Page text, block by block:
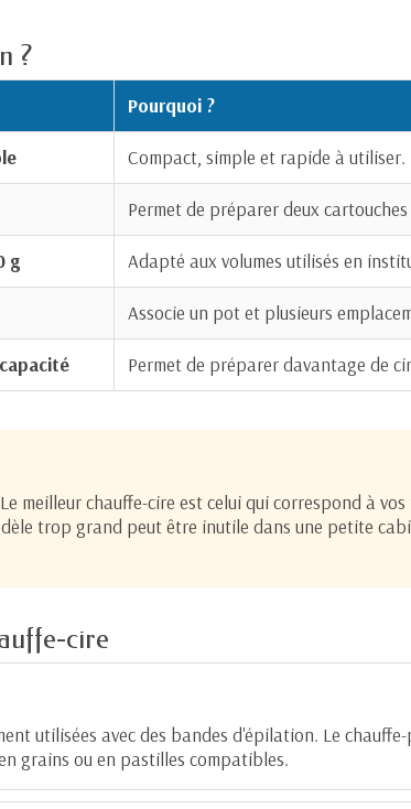
?
Pourquoi ?
Compact, simple et rapide à utiliser.
Permet de préparer deux
g Adapté aux volumes utilisés en
Associe un pot et plusieurs
Permet de préparer davantage de
meilleur chauffe-cire est celui qui correspond à
trop grand peut être inutile dans une petite
cire
utilisées avec des bandes d'épilation. Le
grains ou en pastilles compatibles.